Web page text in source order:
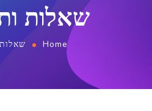
שאלות
Home